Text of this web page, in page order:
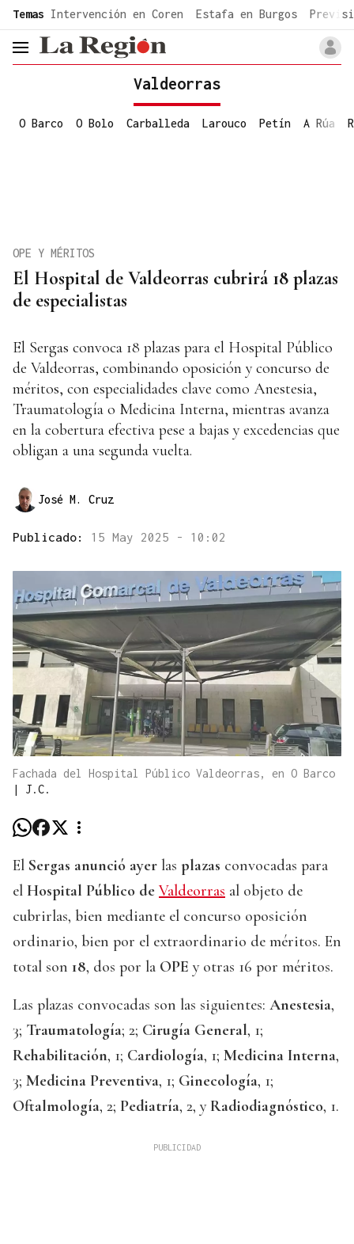
common.go-to-content
Temas Intervención en Coren Estafa en Burgos
header.menu.open
Valdeorras
O Barco O Bolo Carballeda Larouco Petín A Rúa
El Hospital de Valdeorras cubrirá 18 plazas
de especialistas
OPE Y MÉRITOS
El Sergas convoca 18 plazas para el Hospital Público
de Valdeorras, combinando oposición y concurso de
méritos, con especialidades clave como Anestesia,
Traumatología o Medicina Interna, mientras avanza
en la cobertura efectiva pese a bajas y excedencias que
obligan a una segunda vuelta.
José M. Cruz
Publicado: 15 May 2025 - 10:02
Fachada del Hospital Público Valdeorras, en O Barco
| J.C.
El Sergas anunció ayer las plazas convocadas para
el Hospital Público de Valdeorras al objeto de
cubrirlas, bien mediante el concurso oposición
ordinario, bien por el extraordinario de méritos. En
total son 18, dos por la OPE y otras 16 por méritos.
Las plazas convocadas son las siguientes: Anestesia,
3; Traumatología; 2; Cirugía General, 1;
Rehabilitación, 1; Cardiología, 1; Medicina Interna,
3; Medicina Preventiva, 1; Ginecología, 1;
Oftalmología, 2; Pediatría, 2, yRadiodiagnóstico, 1.